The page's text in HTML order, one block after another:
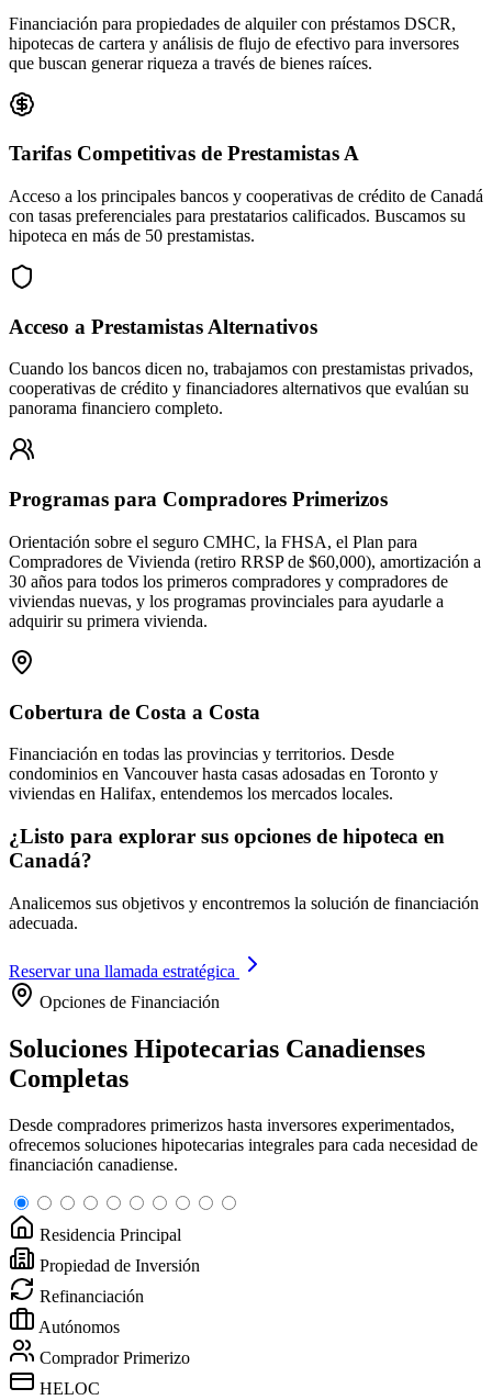
Financiación para propiedades de alquiler con préstamos DSCR,
hipotecas de cartera y análisis de flujo de efectivo para inversores
que buscan generar riqueza a través de bienes raíces.
Tarifas Competitivas de Prestamistas A
Acceso a los principales bancos y cooperativas de crédito de Canadá
con tasas preferenciales para prestatarios calificados. Buscamos su
hipoteca en más de 50 prestamistas.
Acceso a Prestamistas Alternativos
Cuando los bancos dicen no, trabajamos con prestamistas privados,
cooperativas de crédito y financiadores alternativos que evalúan su
panorama financiero completo.
Programas para Compradores Primerizos
Orientación sobre el seguro CMHC, la FHSA, el Plan para
Compradores de Vivienda (retiro RRSP de $60,000), amortización a
30 años para todos los primeros compradores y compradores de
viviendas nuevas, y los programas provinciales para ayudarle a
adquirir su primera vivienda.
Cobertura de Costa a Costa
Financiación en todas las provincias y territorios. Desde
condominios en Vancouver hasta casas adosadas en Toronto y
viviendas en Halifax, entendemos los mercados locales.
¿Listo para explorar sus opciones de hipoteca en
Canadá?
Analicemos sus objetivos y encontremos la solución de financiación
adecuada.
Reservar una llamada estratégica
Opciones de Financiación
Soluciones Hipotecarias Canadienses
Completas
Desde compradores primerizos hasta inversores experimentados,
ofrecemos soluciones hipotecarias integrales para cada necesidad de
financiación canadiense.
Residencia Principal
Propiedad de Inversión
Refinanciación
Autónomos
Comprador Primerizo
HELOC